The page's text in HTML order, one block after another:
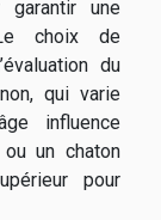
une
choix de
du
qui varie
influence
un chaton
pour